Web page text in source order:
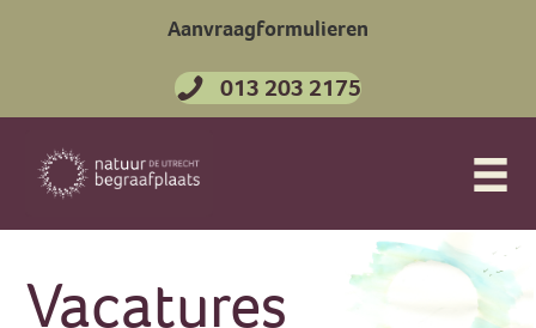
Aanvraagformulieren
013 203 2175
Vacatures